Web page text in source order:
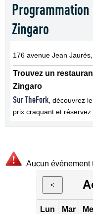
Zingaro
176 avenue Jean
Trouvez un
Zingaro
Sur TheFork , découvrez
prix craquant et
Aucun événement
<
Lun Mar